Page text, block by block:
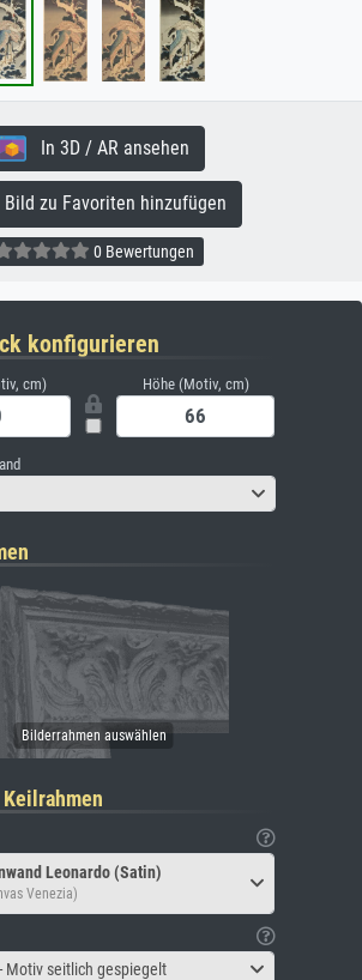
In 3D / AR ansehen
zu Favoriten hinzufügen
0 Bewertungen
konfigurieren
cm) Höhe (Motiv, cm)
Leonardo (Satin)
Venezia)
Motiv seitlich gespiegelt